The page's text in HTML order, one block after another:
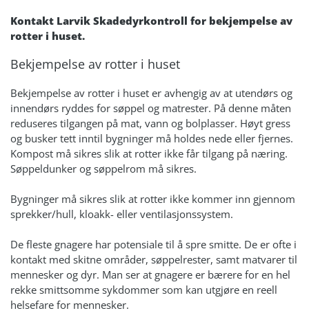
Kontakt Larvik Skadedyrkontroll for bekjempelse av
rotter i huset.
Bekjempelse av rotter i huset
Bekjempelse av rotter i huset er avhengig av at utendørs og
innendørs ryddes for søppel og matrester. På denne måten
reduseres tilgangen på mat, vann og bolplasser. Høyt gress
og busker tett inntil bygninger må holdes nede eller fjernes.
Kompost må sikres slik at rotter ikke får tilgang på næring.
Søppeldunker og søppelrom må sikres.
Bygninger må sikres slik at rotter ikke kommer inn gjennom
sprekker/hull, kloakk- eller ventilasjonssystem.
De fleste gnagere har potensiale til å spre smitte. De er ofte i
kontakt med skitne områder, søppelrester, samt matvarer til
mennesker og dyr. Man ser at gnagere er bærere for en hel
rekke smittsomme sykdommer som kan utgjøre en reell
helsefare for mennesker.